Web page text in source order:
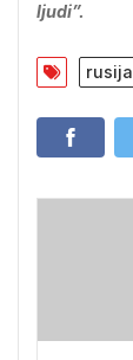
ljudi”.
rusija